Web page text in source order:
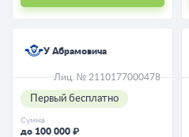
У Абрамовича
Лиц. № 2110177000478
Первый бесплатно
Сумма
до 100 000 ₽